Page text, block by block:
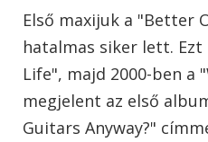
Első maxijuk a "Better
hatalmas siker lett.
Life", majd 2000-ben a
megjelent az első
Guitars Anyway?"